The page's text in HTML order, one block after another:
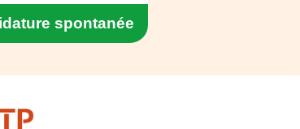
spontanée